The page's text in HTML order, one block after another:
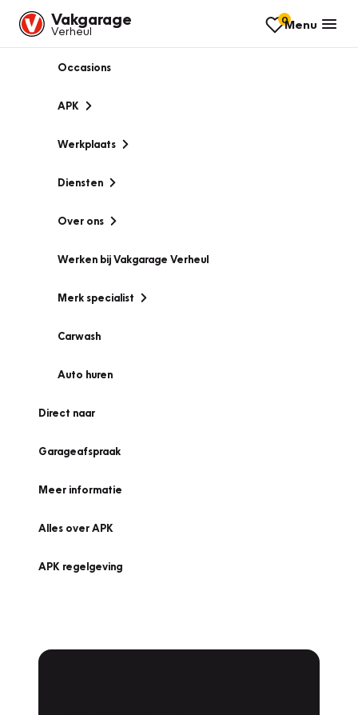
Vakgarage
Verheul
0Menu
Occasions
APK
Werkplaats
Diensten
Over ons
Werken bij Vakgarage Verheul
Merk specialist
Carwash
Auto huren
Direct naar
Garageafspraak
Meer informatie
Alles over APK
APK regelgeving